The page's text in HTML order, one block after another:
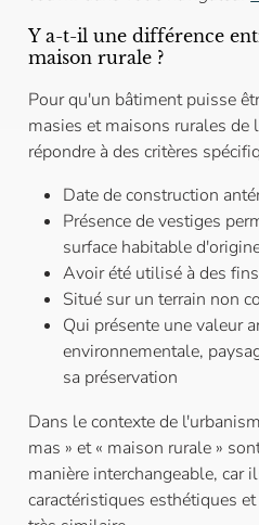
Y a-t-il une différence
maison rurale ?
Pour qu'un bâtiment puisse
masies et maisons rurales
répondre à des critères
Date de construction
Présence de vestiges
surface habitable
Avoir été utilisé à des
Situé sur un terrain non
Qui présente une valeur
environnementale,
sa préservation
Dans le contexte de
mas » et « maison rurale »
manière interchangeable, car
caractéristiques esthétiques